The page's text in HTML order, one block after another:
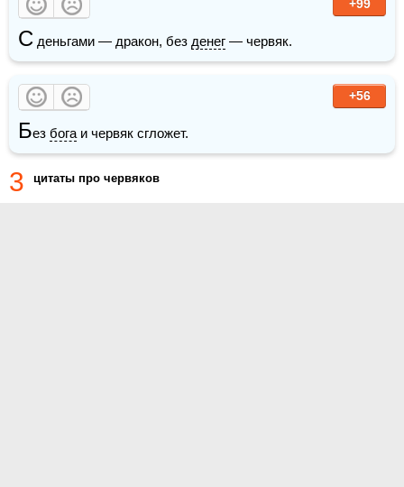
+99
С деньгами — дракон, без денег — червяк.
+56
Без бога и червяк сгложет.
3 цитаты про червяков